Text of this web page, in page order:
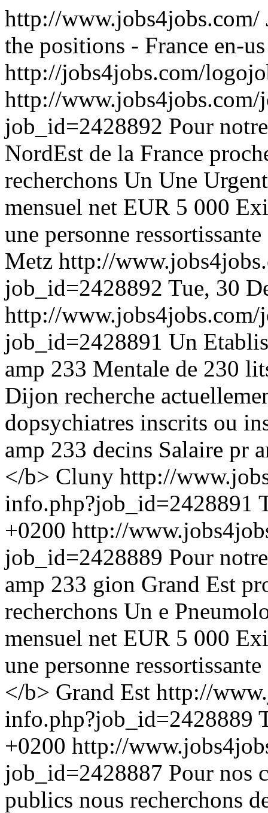
http://www.jobs4jobs.com/
the positions - France en-us
http://jobs4jobs.com/
http://www.jobs4jobs.com/
job_id=2428892 Pour
NordEst de la France
recherchons Un Une
mensuel net EUR 5 000
une personne
Metz http://
job_id=2428892 Tue, 30
http://www.jobs4jobs.com/
job_id=2428891 Un
amp 233 Mentale de 230
Dijon recherche
dopsychiatres inscrits ou
amp 233 decins Salaire pr
</b> Cluny http://
info.php?job_id=2428891
+0200 http://
job_id=2428889 Pour
amp 233 gion Grand Est
recherchons Un e
mensuel net EUR 5 000
une personne
</b> Grand Est http://
info.php?job_id=2428889
+0200 http://
job_id=2428887 Pour nos
publics nous recherchons